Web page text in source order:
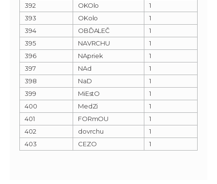
392
OKOlo
1
393
OKolo
1
394
OBĎALEČ
1
395
NAVRCHU
1
396
NApriek
1
397
NAd
1
398
NaD
1
399
MiEstO
1
400
MedZi
1
401
FORmOU
1
402
dovrchu
1
403
CEZO 1